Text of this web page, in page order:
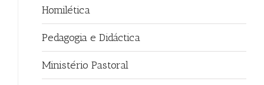
Homilética
Pedagogia e Didáctica
Ministério Pastoral